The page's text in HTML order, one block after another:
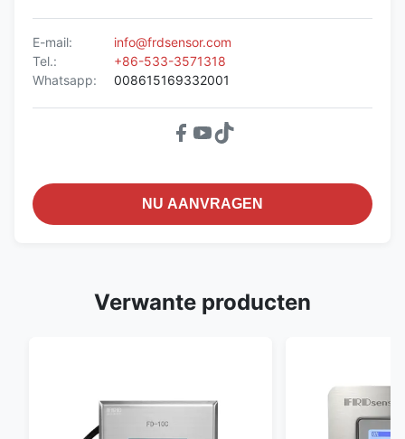
E-mail:
info@frdsensor.com
Tel.:
+86-533-3571318
Whatsapp:
008615169332001
NU AANVRAGEN
Verwante producten